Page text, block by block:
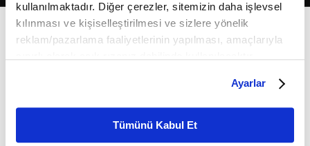
kullanılmaktadır. Diğer çerezler, sitemizin daha işlevsel
kılınması ve kişiselleştirilmesi ve sizlere yönelik
reklam/pazarlama faaliyetlerinin yapılması, amaçlarıyla
belirleyebilirsiniz. Çerezlere ilişkin detaylı bilgi için
Ayarlar butonuna tıklayabilir,Çerez Bilgilendirme
Metnimizi ziyaret edebilirsiniz.
6698 sayılı Kişisel Verilerin Korunması Kanunu uyarınca
Ayarlar
Tümünü Kabul Et